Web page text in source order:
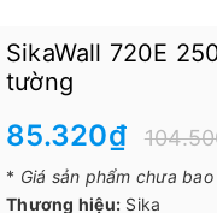
SikaWall 720E
tường
85.320₫
* Giá sản phẩm chưa bao
Thương hiệu: Sika